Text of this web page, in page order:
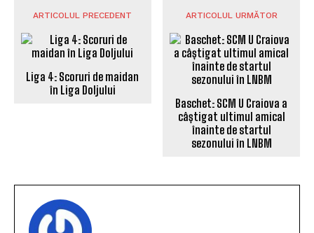
ARTICOLUL PRECEDENT
Liga 4: Scoruri de maidan
în Liga Doljului
ARTICOLUL URMĂTOR
Baschet: SCM U Craiova a
câștigat ultimul amical
sezonului în LNBM